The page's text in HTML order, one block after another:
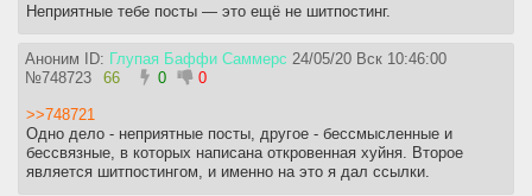
Неприятные тебе посты — это ещё не шитпостинг.
Аноним ID: Глупая Баффи Саммерс 24/05/20 Вск 10:46:00
№748723 66 0 0
>>748721
Одно дело - неприятные посты, другое - бессмысленные и
бессвязные, в которых написана откровенная хуйня. Второе
является шитпостингом, и именно на это я дал ссылки.